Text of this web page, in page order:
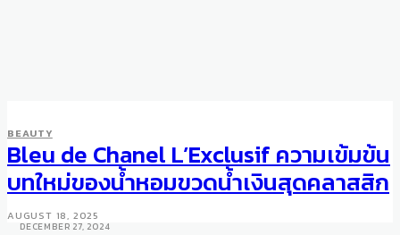
SMART STYLE
5 On-Trend Items in the
Relaxed Elegance Vibe of
Mocha Mousse Color
DECEMBER 27, 2024
BEAUTY
Bleu de Chanel L’Exclusif ความเข้มข้น
บทใหม่ของน้ำหอมขวดน้ำเงินสุดคลาสสิก
AUGUST 18, 2025